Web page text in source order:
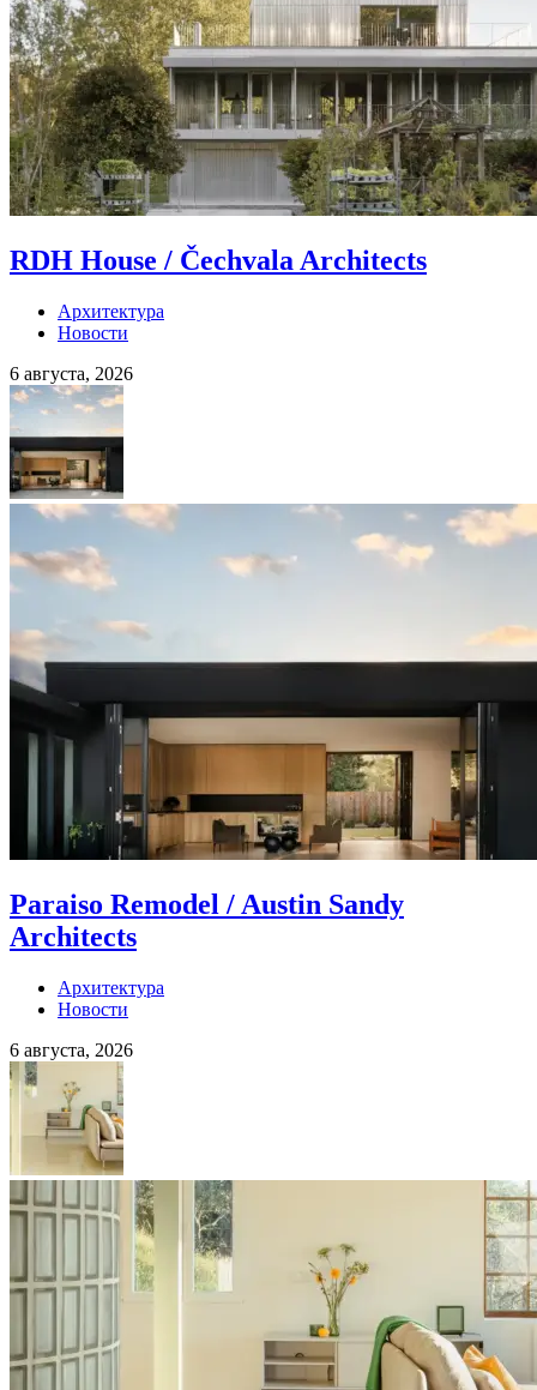
RDH House / Čechvala Architects
Архитектура
Новости
6 августа, 2026
Paraiso Remodel / Austin Sandy
Architects
Архитектура
Новости
6 августа, 2026